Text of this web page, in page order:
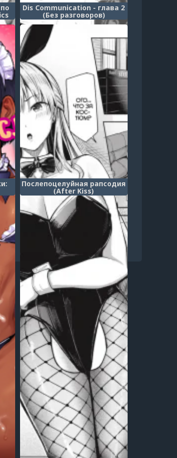
Dis Communication - глава 2
(Без разговоров)
Послепоцелуйная рапсодия
(After Kiss)